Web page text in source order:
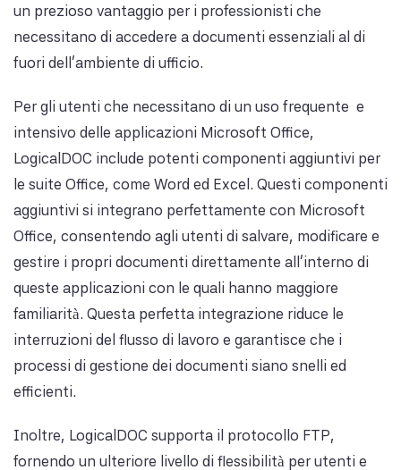
un prezioso vantaggio per i professionisti che
necessitano di accedere a documenti essenziali al di
fuori dell'ambiente di ufficio.
Per gli utenti che necessitano di un uso frequente e
intensivo delle applicazioni Microsoft Office,
LogicalDOC include potenti componenti aggiuntivi per
le suite Office, come Word ed Excel. Questi componenti
aggiuntivi si integrano perfettamente con Microsoft
Office, consentendo agli utenti di salvare, modificare e
gestire i propri documenti direttamente all'interno di
queste applicazioni con le quali hanno maggiore
familiarità. Questa perfetta integrazione riduce le
interruzioni del flusso di lavoro e garantisce che i
processi di gestione dei documenti siano snelli ed
efficienti.
Inoltre, LogicalDOC supporta il protocollo FTP,
fornendo un ulteriore livello di flessibilità per utenti e